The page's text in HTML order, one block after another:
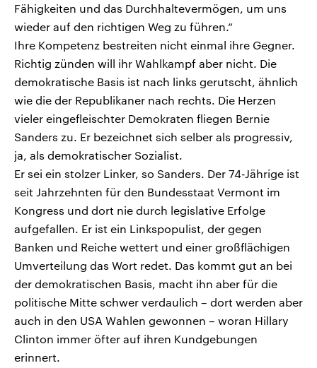
Fähigkeiten und das Durchhaltevermögen, um uns
wieder auf den richtigen Weg zu führen.“
Ihre Kompetenz bestreiten nicht einmal ihre Gegner.
Richtig zünden will ihr Wahlkampf aber nicht. Die
demokratische Basis ist nach links gerutscht, ähnlich
wie die der Republikaner nach rechts. Die Herzen
vieler eingefleischter Demokraten fliegen Bernie
Sanders zu. Er bezeichnet sich selber als progressiv,
ja, als demokratischer Sozialist.
Er sei ein stolzer Linker, so Sanders. Der 74-Jährige ist
seit Jahrzehnten für den Bundesstaat Vermont im
Kongress und dort nie durch legislative Erfolge
aufgefallen. Er ist ein Linkspopulist, der gegen
Banken und Reiche wettert und einer großflächigen
Umverteilung das Wort redet. Das kommt gut an bei
der demokratischen Basis, macht ihn aber für die
politische Mitte schwer verdaulich – dort werden aber
auch in den USA Wahlen gewonnen – woran Hillary
Clinton immer öfter auf ihren Kundgebungen
erinnert.